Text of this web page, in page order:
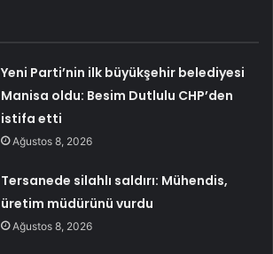
Yeni Parti’nin ilk büyükşehir belediyesi
Manisa oldu: Besim Dutlulu CHP’den
istifa etti
Ağustos 8, 2026
Tersanede silahlı saldırı: Mühendis,
üretim müdürünü vurdu
Ağustos 8, 2026